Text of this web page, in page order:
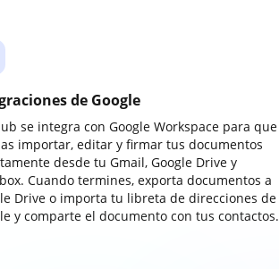
de Google
se integra con Google Workspace para que
importar, editar y firmar tus documentos
desde tu Gmail, Google Drive y
Cuando termines, exporta documentos a
Drive o importa tu libreta de direcciones de
y comparte el documento con tus contactos.